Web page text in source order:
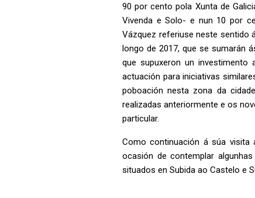
90 por cento pola Xunta de
Vivenda e Solo- e nun 10 por
Vázquez referiuse neste sentido
longo de 2017, que se sumarán
que supuxeron un
actuación para iniciativas
poboación nesta zona da
realizadas anteriormente e os
particular.
Como continuación á súa visita
ocasión de contemplar
situados en Subida ao Castelo e